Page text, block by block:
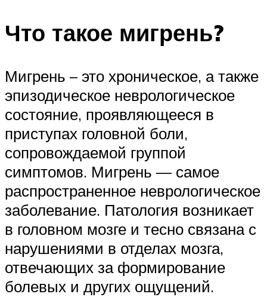
Что такое мигрень?
Мигрень – это хроническое, а также
эпизодическое неврологическое
состояние, проявляющееся в
приступах головной боли,
сопровождаемой группой
симптомов. Мигрень — самое
распространенное неврологическое
заболевание. Патология возникает
в головном мозге и тесно связана с
нарушениями в отделах мозга,
отвечающих за формирование
болевых и других ощущений.